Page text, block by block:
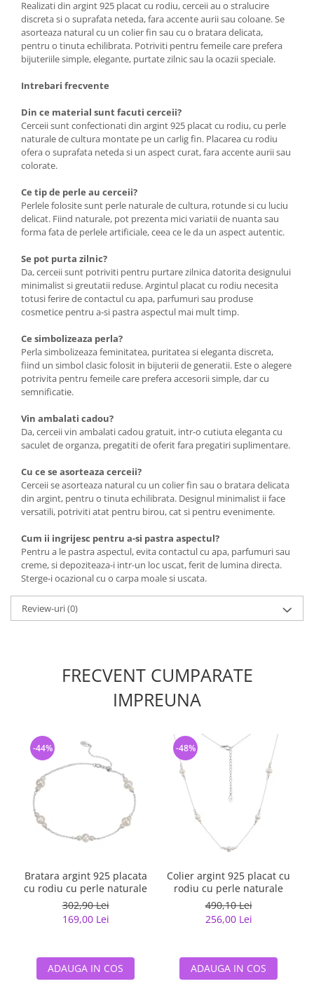
Realizati din argint 925 placat cu rodiu, cerceii au o stralucire
discreta si o suprafata neteda, fara accente aurii sau coloane. Se
asorteaza natural cu un colier fin sau cu o bratara delicata,
pentru o tinuta echilibrata. Potriviti pentru femeile care prefera
bijuteriile simple, elegante, purtate zilnic sau la ocazii speciale.
Intrebari frecvente
Din ce material sunt facuti cerceii?
Cerceii sunt confectionati din argint 925 placat cu rodiu, cu perle
naturale de cultura montate pe un carlig fin. Placarea cu rodiu
ofera o suprafata neteda si un aspect curat, fara accente aurii sau
colorate.
Ce tip de perle au cerceii?
Perlele folosite sunt perle naturale de cultura, rotunde si cu luciu
delicat. Fiind naturale, pot prezenta mici variatii de nuanta sau
forma fata de perlele artificiale, ceea ce le da un aspect autentic.
Se pot purta zilnic?
Da, cerceii sunt potriviti pentru purtare zilnica datorita designului
minimalist si greutatii reduse. Argintul placat cu rodiu necesita
totusi ferire de contactul cu apa, parfumuri sau produse
cosmetice pentru a-si pastra aspectul mai mult timp.
Ce simbolizeaza perla?
Perla simbolizeaza feminitatea, puritatea si eleganta discreta,
fiind un simbol clasic folosit in bijuterii de generatii. Este o alegere
potrivita pentru femeile care prefera accesorii simple, dar cu
semnificatie.
Vin ambalati cadou?
Da, cerceii vin ambalati cadou gratuit, intr-o cutiuta eleganta cu
saculet de organza, pregatiti de oferit fara pregatiri suplimentare.
Cu ce se asorteaza cerceii?
Cerceii se asorteaza natural cu un colier fin sau o bratara delicata
din argint, pentru o tinuta echilibrata. Designul minimalist ii face
versatili, potriviti atat pentru birou, cat si pentru evenimente.
Cum ii ingrijesc pentru a-si pastra aspectul?
Pentru a le pastra aspectul, evita contactul cu apa, parfumuri sau
creme, si depoziteaza-i intr-un loc uscat, ferit de lumina directa.
Sterge-i ocazional cu o carpa moale si uscata.
Review-uri(0)
FRECVENT CUMPARATE
IMPREUNA
Bratara argint 925 placata
cu rodiu cu perle naturale
302,90 Lei
169,00 Lei
-44%
ADAUGA IN COS
Colier argint 925 placat cu
rodiu cu perle naturale
490,10 Lei
256,00 Lei
-48%
ADAUGA IN COS